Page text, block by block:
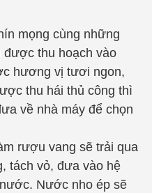
mọng cùng những
thu hoạch vào
hương vị tươi ngon,
thu hái thủ công thì
về nhà máy để chọn
rượu vang sẽ trải qua
tách vỏ, đưa vào hệ
Nước nho ép sẽ